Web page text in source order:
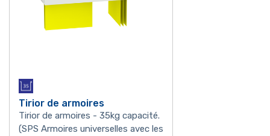
Tirior de armoires
Tirior de armoires - 35kg capacité.
(SPS Armoires universelles avec les